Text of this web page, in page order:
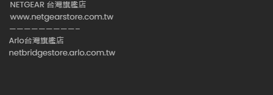
—————————–